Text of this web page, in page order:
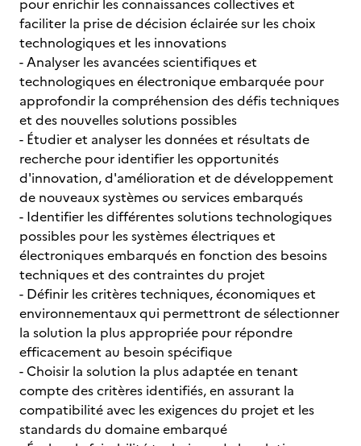
pour enrichir les connaissances collectives et
faciliter la prise de décision éclairée sur les choix
technologiques et les innovations
- Analyser les avancées scientifiques et
technologiques en électronique embarquée pour
approfondir la compréhension des défis techniques
et des nouvelles solutions possibles
- Étudier et analyser les données et résultats de
recherche pour identifier les opportunités
d'innovation, d'amélioration et de développement
de nouveaux systèmes ou services embarqués
- Identifier les différentes solutions technologiques
possibles pour les systèmes électriques et
électroniques embarqués en fonction des besoins
techniques et des contraintes du projet
- Définir les critères techniques, économiques et
environnementaux qui permettront de sélectionner
la solution la plus appropriée pour répondre
efficacement au besoin spécifique
- Choisir la solution la plus adaptée en tenant
compte des critères identifiés, en assurant la
compatibilité avec les exigences du projet et les
standards du domaine embarqué